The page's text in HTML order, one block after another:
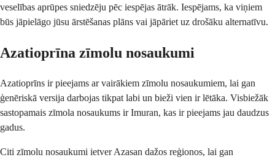
veselības aprūpes sniedzēju pēc iespējas ātrāk. Iespējams, ka viņiem
būs jāpielāgo jūsu ārstēšanas plāns vai jāpāriet uz drošāku alternatīvu.
Azatioprīna zīmolu nosaukumi
Azatioprīns ir pieejams ar vairākiem zīmolu nosaukumiem, lai gan
ģenēriskā versija darbojas tikpat labi un bieži vien ir lētāka. Visbiežāk
sastopamais zīmola nosaukums ir Imuran, kas ir pieejams jau daudzus
gadus.
Citi zīmolu nosaukumi ietver Azasan dažos reģionos, lai gan